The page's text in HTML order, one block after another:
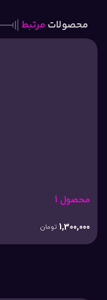
محصولات مرتبط
محصول 1
1,300,000 تومان